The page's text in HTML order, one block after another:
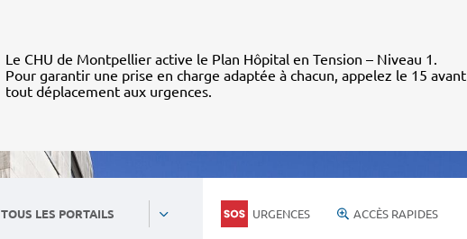
Le CHU de Montpellier active le Plan Hôpital en Tension – Niveau 1.
Pour garantir une prise en charge adaptée à chacun, appelez le 15 avant
tout déplacement aux urgences.
TOUS LES PORTAILS URGENCES ACCÈS RAPIDES